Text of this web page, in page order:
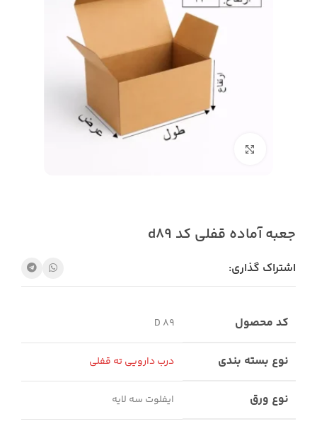
جعبه آماده قفلی کد d89
اشتراک گذاری:
کد محصول D 89
نوع بسته بندی درب دارویی ته قفلی
نوع ورق ایفلوت سه لایه